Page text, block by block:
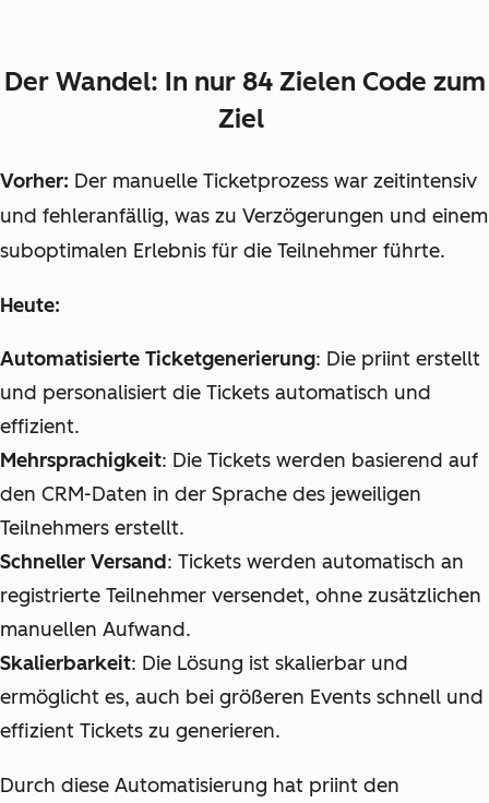
Der Wandel: In nur 84 Zielen Code zum
Ziel
Vorher: Der manuelle Ticketprozess war zeitintensiv
und fehleranfällig, was zu Verzögerungen und einem
suboptimalen Erlebnis für die Teilnehmer führte.
Heute:
Automatisierte Ticketgenerierung: Die priint erstellt
und personalisiert die Tickets automatisch und
effizient.
Mehrsprachigkeit: Die Tickets werden basierend auf
den CRM-Daten in der Sprache des jeweiligen
Teilnehmers erstellt.
Schneller Versand: Tickets werden automatisch an
registrierte Teilnehmer versendet, ohne zusätzlichen
manuellen Aufwand.
Skalierbarkeit: Die Lösung ist skalierbar und
ermöglicht es, auch bei größeren Events schnell und
effizient Tickets zu generieren.
Durch diese Automatisierung hat priint den